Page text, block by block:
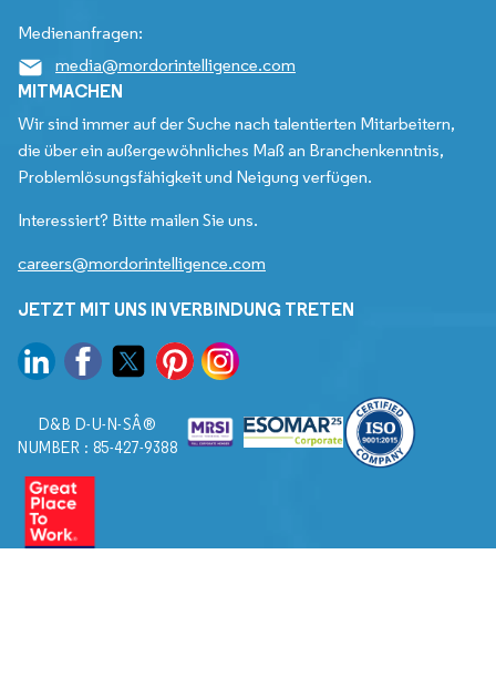
Medienanfragen:
media@mordorintelligence.com
MITMACHEN
Wir sind immer auf der Suche nach talentierten Mitarbeitern,
die über ein außergewöhnliches Maß an Branchenkenntnis,
Problemlösungsfähigkeit und Neigung verfügen.
Interessiert? Bitte mailen Sie uns.
careers@mordorintelligence.com
JETZT MIT UNS IN VERBINDUNG TRETEN
D&B D-U-N-SÂ®
NUMBER : 85-427-9388